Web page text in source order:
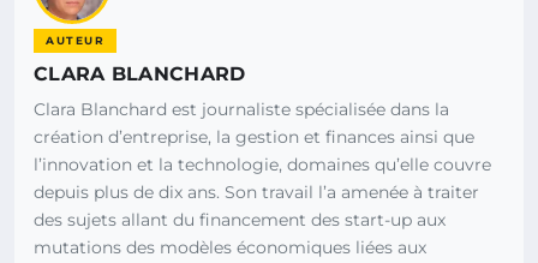
AUTEUR
CLARA BLANCHARD
Clara Blanchard est journaliste spécialisée dans la
création d’entreprise, la gestion et finances ainsi que
l’innovation et la technologie, domaines qu’elle couvre
depuis plus de dix ans. Son travail l’a amenée à traiter
des sujets allant du financement des start-up aux
mutations des modèles économiques liées aux